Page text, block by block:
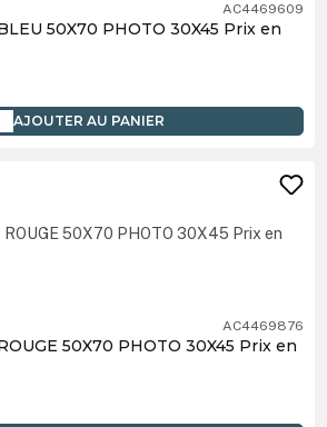
AC4469609
50X70 PHOTO 30X45 Prix en
AJOUTER AU PANIER
AC4469876
50X70 PHOTO 30X45 Prix en